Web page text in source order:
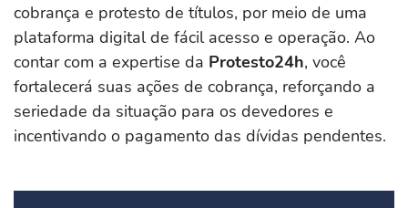
cobrança e protesto de títulos, por meio de uma
plataforma digital de fácil acesso e operação. Ao
contar com a expertise da Protesto24h, você
fortalecerá suas ações de cobrança, reforçando a
seriedade da situação para os devedores e
incentivando o pagamento das dívidas pendentes.